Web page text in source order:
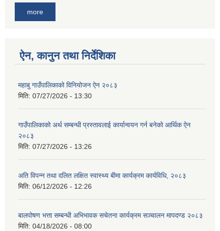
more
ऐन, कानुन तथा निर्देशिका
महाबु गाउँपालिकाको विनियोजन ऐन २०८३
मिति: 07/27/2026 - 13:30
गाउँपालिकाको अर्थ सम्बन्धी प्रस्तावलाई कार्यान्वयन गर्न बनेको आर्थिक ऐन
२०८३
मिति: 07/27/2026 - 13:26
अति विपन्न तथा दलित लक्षित स्वास्थ्य बीमा कार्यक्रम कार्यविधि, २०८३
मिति: 06/12/2026 - 12:26
बालपोषण भत्ता सम्बन्धी अभिभावक सचेतना कार्यक्रम सञ्चालन मापदण्ड २०८३
मिति: 04/18/2026 - 08:00